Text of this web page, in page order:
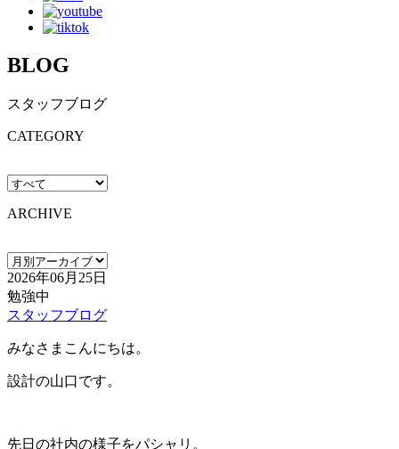
BLOG
スタッフブログ
CATEGORY
ARCHIVE
2026年06月25日
勉強中
スタッフブログ
みなさまこんにちは。
設計の山口です。
先日の社内の様子をパシャリ。